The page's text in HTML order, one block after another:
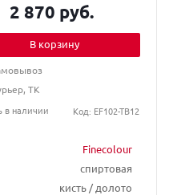
Finecolour
спиртовая
кисть / долото
2 870 руб.
В корзину
ТК
в наличии
Код: EF102-TB12